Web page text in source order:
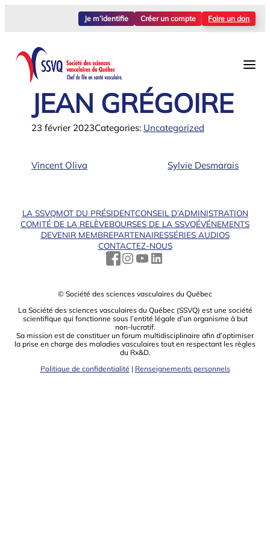
Je m’identifie Créer un compte Faire un don
JEAN GRÉGOIRE
23 février 2023Categories: Uncategorized
Vincent Oliva Sylvie Desmarais
LA SSVQMOT DU PRÉSIDENTCONSEIL D’ADMINISTRATION
COMITÉ DE LA RELÈVEBOURSES DE LA SSVQÉVÉNEMENTS
DEVENIR MEMBREPARTENAIRESSÉRIES AUDIOS
CONTACTEZ-NOUS
© Société des sciences vasculaires du Québec
La Société des sciences vasculaires du Québec (SSVQ) est une société
scientiﬁque qui fonctionne sous l’entité légale d’un organisme à but
non-lucratif.
Sa mission est de constituer un forum multidisciplinaire aﬁn d’optimiser
la prise en charge des maladies vasculaires tout en respectant les règles
du Rx&D.
Politique de confidentialité | Renseignements personnels